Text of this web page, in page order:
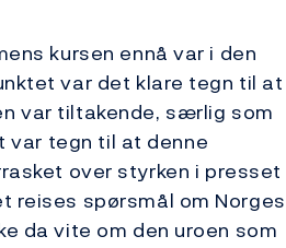
kursen ennå var i den
var det klare tegn til at
var tiltakende, særlig som
var tegn til at denne
over styrken i presset
reises spørsmål om Norges
da vite om den uroen som